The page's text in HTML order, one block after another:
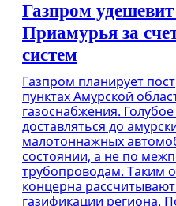
Газпром
Приамурья за
систем
Газпром планирует
пунктах Амурской
газоснабжения.
доставляться до
малотоннажных
состоянии, а не по
трубопроводам. Таким
концерна
газификации региона.